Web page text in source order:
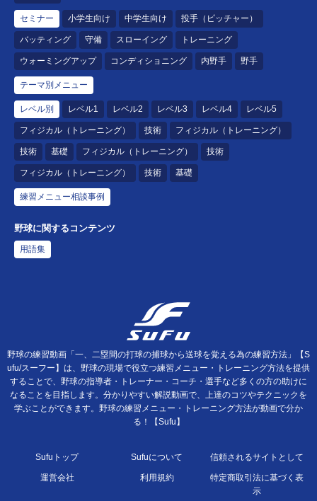
セミナー 小学生向け 中学生向け 投手（ピッチャー）
バッティング 守備 スローイング トレーニング
ウォーミングアップ コンディショニング 内野手 野手
テーマ別メニュー
レベル別 レベル1 レベル2 レベル3 レベル4 レベル5
フィジカル（トレーニング） 技術 フィジカル（トレーニング）
技術 基礎 フィジカル（トレーニング） 技術
フィジカル（トレーニング） 技術 基礎
練習メニュー相談事例
野球に関するコンテンツ
用語集
野球の練習動画「一、二塁間の打球の捕球から送球を覚える為の練習方法」【S
ufu/スーフー】は、野球の現場で役立つ練習メニュー・トレーニング方法を提供
することで、野球の指導者・トレーナー・コーチ・選手など多くの方の助けに
なることを目指します。分かりやすい解説動画で、上達のコツやテクニックを
学ぶことができます。野球の練習メニュー・トレーニング方法が動画で分か
る！【Sufu】
Sufuトップ Sufuについて 信頼されるサイトとして
運営会社 利用規約
特定商取引法に基づく表
示